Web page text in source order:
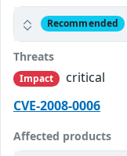
Recommended
Threats
Impact
critical
CVE-2008-0006
Affected products